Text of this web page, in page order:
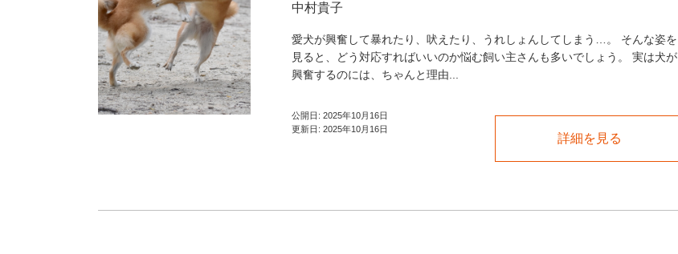
中村貴子
愛犬が興奮して暴れたり、吠えたり、うれしょんしてしまう…。 そんな姿を
見ると、どう対応すればいいのか悩む飼い主さんも多いでしょう。 実は犬が
興奮するのには、ちゃんと理由...
公開日: 2025年10月16日
更新日: 2025年10月16日
詳細を見る